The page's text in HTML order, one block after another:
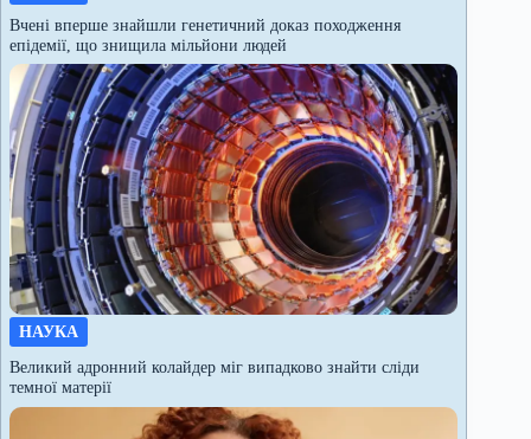
Вчені вперше знайшли генетичний доказ походження
епідемії, що знищила мільйони людей
НАУКА
Великий адронний колайдер міг випадково знайти сліди
темної матерії